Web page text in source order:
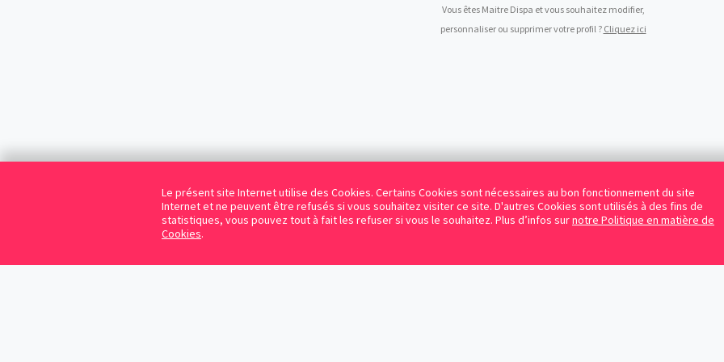
Le présent site Internet utilise des Cookies. Certains Cookies sont nécessaires au bon fonctionnement du site
Internet et ne peuvent être refusés si vous souhaitez visiter ce site. D'autres Cookies sont utilisés à des fins de
statistiques, vous pouvez tout à fait les refuser si vous le souhaitez. Plus d’infos surnotre Politique en matière de
Cookies.
Vous êtes Maitre Dispa et vous souhaitez modifier,
personnaliser ou supprimer votre profil ? Cliquez ici